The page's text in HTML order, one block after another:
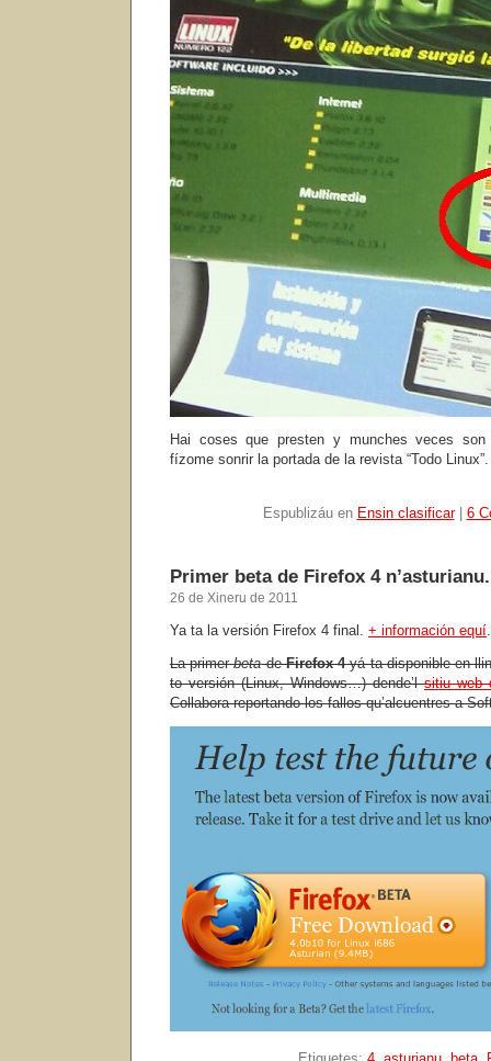
Hai coses que presten y munches veces
fízome sonrir la portada de la revista “Todo Linux”.
Espublizáu en Ensin clasificar| 6
Primer beta de Firefox 4 n’asturianu.
26 de Xineru de 2011
Ya ta la versión Firefox 4 final. + información equí.
La primerbetadeFirefox 4yá ta disponible en
to versión (Linux, Windows…) dende’lsitiu web
Collabora reportando los fallos qu’alcuentres a